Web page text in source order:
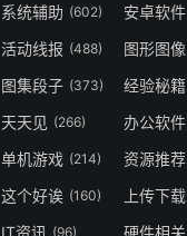
系统辅助 (602) 安卓软件
活动线报 (488) 图形图像
图集段子 (373) 经验秘籍
天天见 (266) 办公软件
单机游戏 (214) 资源推荐
这个好诶 (160) 上传下载
IT资讯 (96) 硬件相关